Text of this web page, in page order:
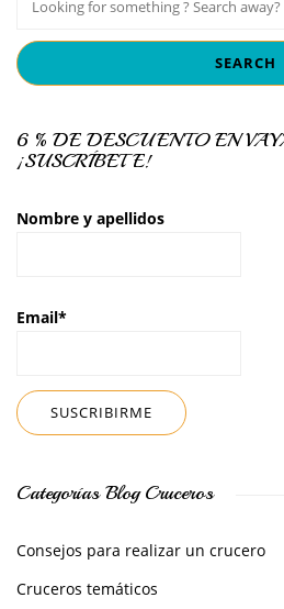
6 % DE DESCUENTO EN
¡SUSCRÍBETE!
Nombre y apellidos
Email*
Categorías Blog Cruceros
Consejos para realizar un crucero
Cruceros temáticos